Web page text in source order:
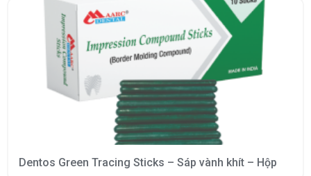
Dentos Green Tracing Sticks – Sáp vành khít – Hộp